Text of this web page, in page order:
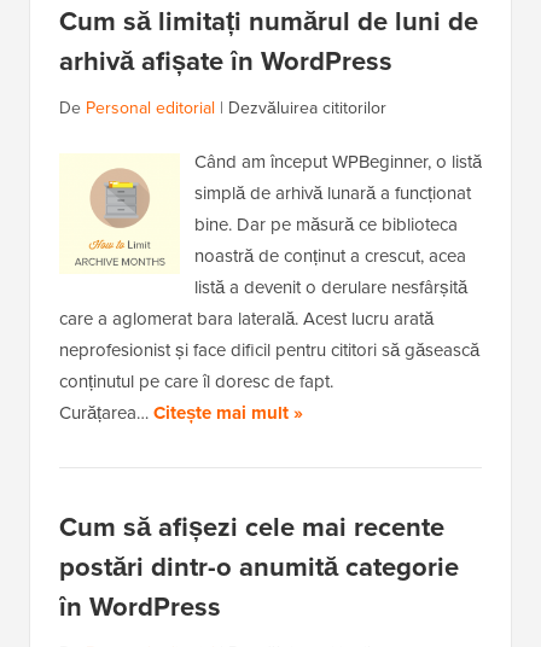
Cum să limitați numărul de luni de
arhivă afișate în WordPress
De Personal editorial | Dezvăluirea cititorilor
Când am început WPBeginner, o listă
simplă de arhivă lunară a funcționat
bine. Dar pe măsură ce biblioteca
noastră de conținut a crescut, acea
listă a devenit o derulare nesfârșită
care a aglomerat bara laterală. Acest lucru arată
neprofesionist și face dificil pentru cititori să găsească
conținutul pe care îl doresc de fapt.
Curățarea…Citește mai mult »
Cum să afișezi cele mai recente
postări dintr-o anumită categorie
în WordPress